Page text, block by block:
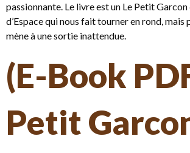
passionnante. Le livre est un Le Petit
d’Espace qui nous fait tourner en rond, mais
mène à une sortie inattendue.
(E-Book
Petit